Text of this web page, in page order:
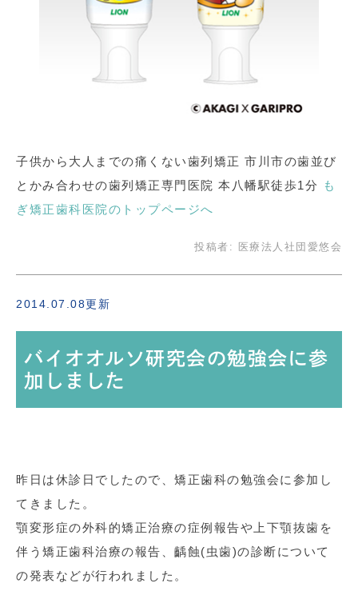
子供から大人までの痛くない歯列矯正 市川市の歯並び
とかみ合わせの歯列矯正専門医院 本八幡駅徒歩1分
も
ぎ矯正歯科医院のトップページへ
投稿者: 医療法人社団愛悠会
2014.07.08更新
バイオオルソ研究会の勉強会に参
加しました
昨日は休診日でしたので、矯正歯科の勉強会に参加し
てきました。
顎変形症の外科的矯正治療の症例報告や上下顎抜歯を
伴う矯正歯科治療の報告、齲蝕(虫歯)の診断について
の発表などが行われました。